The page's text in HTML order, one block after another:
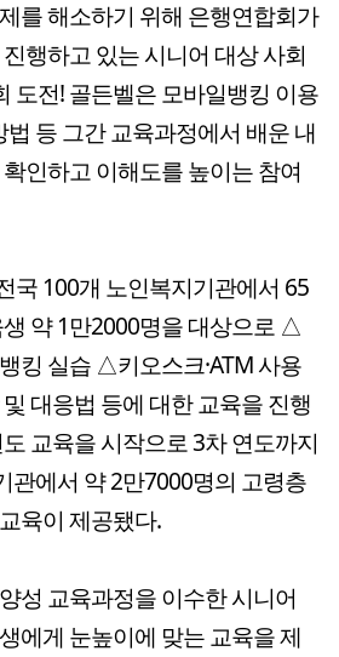
를 해소하기 위해 은행연합회가
행하고 있는 시니어 대상 사회
도전! 골든벨은 모바일뱅킹 이용
등 그간 교육과정에서 배운 내
인하고 이해도를 높이는 참여
국 100개 노인복지기관에서 65
약 1만2000명을 대상으로 △
킹 실습 △키오스크·ATM 사용
대응법 등에 대한 교육을 진행
교육을 시작으로 3차 연도까지
관에서 약 2만7000명의 고령층
육이 제공됐다.
성 교육과정을 이수한 시니어
에게 눈높이에 맞는 교육을 제